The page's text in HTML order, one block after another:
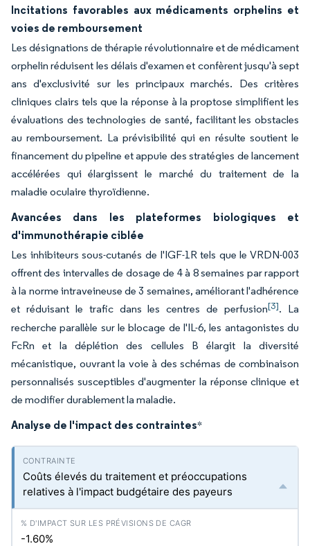
Incitations favorables aux médicaments orphelins et
voies de remboursement
Les désignations de thérapie révolutionnaire et de médicament
orphelin réduisent les délais d'examen et confèrent jusqu'à sept
ans d'exclusivité sur les principaux marchés. Des critères
cliniques clairs tels que la réponse à la proptose simplifient les
évaluations des technologies de santé, facilitant les obstacles
au remboursement. La prévisibilité qui en résulte soutient le
financement du pipeline et appuie des stratégies de lancement
accélérées qui élargissent le marché du traitement de la
maladie oculaire thyroïdienne.
Avancées dans les plateformes biologiques et
d'immunothérapie ciblée
Les inhibiteurs sous-cutanés de l'IGF-1R tels que le VRDN-003
offrent des intervalles de dosage de 4 à 8 semaines par rapport
à la norme intraveineuse de 3 semaines, améliorant l'adhérence
et réduisant le trafic dans les centres de perfusion[3]. La
recherche parallèle sur le blocage de l'IL-6, les antagonistes du
FcRn et la déplétion des cellules B élargit la diversité
mécanistique, ouvrant la voie à des schémas de combinaison
personnalisés susceptibles d'augmenter la réponse clinique et
de modifier durablement la maladie.
Analyse de l'impact des contraintes*
Coûts élevés du traitement et préoccupations
relatives à l'impact budgétaire des payeurs
-1.60%